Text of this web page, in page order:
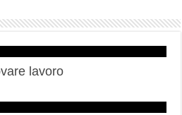
lavoro